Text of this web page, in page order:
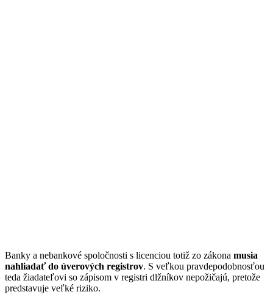
Banky a nebankové spoločnosti s licenciou totiž zo zákona musia
nahliadať do úverových registrov. S veľkou pravdepodobnosťou
teda žiadateľovi so zápisom v registri dlžníkov nepožičajú, pretože
predstavuje veľké riziko.